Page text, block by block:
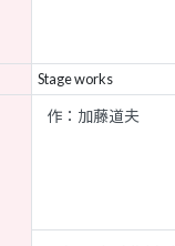
Stage works